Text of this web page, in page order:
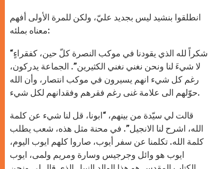
انطلقوا بنشيد ليس بجديد عليّ، ولكن للمرة الأولى أفهم
معناه بملئه:
“شكراً لله الذي يقودنا في موكب النصرة كلّ حين، كفقراءٍ
لا شيءَ لنا ونحن نغني نغني الكثيرين”. الجماعة يدركون،
رغم كل شيء انهم يسيرون في موكب انتصار، وأن الله
حوّلهم الى علامة غنى رغم فقرهم وفقدانهم لكل شيء.
قالت لي سيّدة من بينهم، “ابونا، قل لنا شيء عن كلمة
الله، اشرح لنا الانجيل”. في محنة مثل هذه، شعب يطلب
كلمة الله. تكلمنا عن سفر أيوب، صاروا كلهم ايوب اليوم،
ايوب هو وائل وجرجيس وسارة ومريم ولمى، ايوب